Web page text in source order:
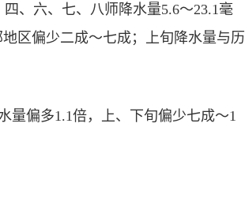
、六、七、八师降水量5.6～23.1毫
区偏少二成～七成；上旬降水量与历
量偏多1.1倍，上、下旬偏少七成～1